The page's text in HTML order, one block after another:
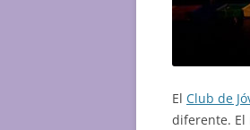
El Club de
diferente. El